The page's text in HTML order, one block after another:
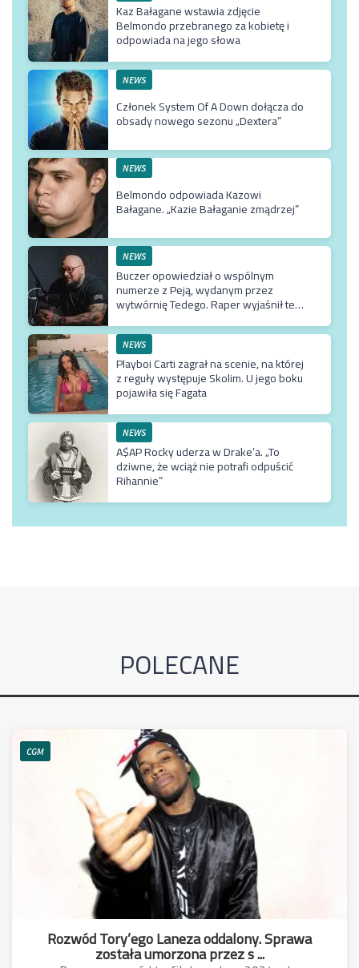
Kaz Bałagane wstawia zdjęcie
Belmondo przebranego za kobietę i
odpowiada na jego słowa
NEWS
Członek System Of A Down dołącza do
obsady nowego sezonu „Dextera”
NEWS
Belmondo odpowiada Kazowi
Bałagane. „Kazie Bałaganie zmądrzej”
NEWS
Buczer opowiedział o wspólnym
numerze z Peją, wydanym przez
wytwórnię Tedego. Raper wyjaśnił też
kanału Wielkie Joł
NEWS
Playboi Carti zagrał na scenie, na której
z reguły występuje Skolim. U jego boku
pojawiła się Fagata
NEWS
A$AP Rocky uderza w Drake’a. „To
dziwne, że wciąż nie potrafi odpuścić
Rihannie”
POLECANE
CGM
Rozwód Tory’ego Laneza oddalony. Sprawa
została umorzona przez s ...